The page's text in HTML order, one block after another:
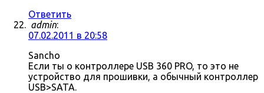
Ответить
admin:
07.02.2011 в 20:58
Sancho
Если ты о контроллере USB 360 PRO, то это не
устройство для прошивки, а обычный контроллер
USB>SATA.